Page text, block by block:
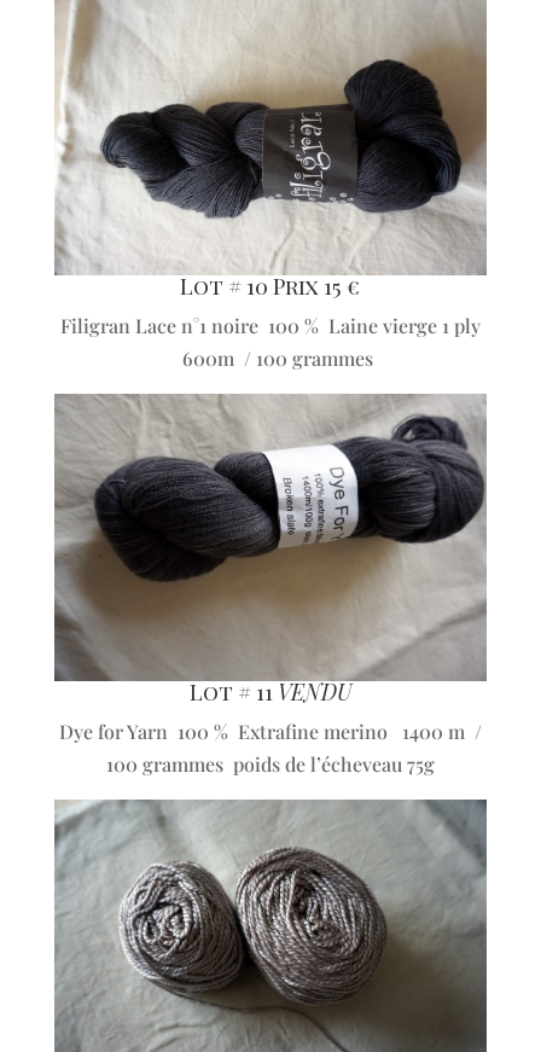
Lot # 10 Prix 15 €
Filigran Lace n°1 noire 100 % Laine vierge 1 ply
600m / 100 grammes
Lot # 11 VENDU
Dye for Yarn 100 % Extrafine merino 1400 m /
100 grammes poids de l’écheveau 75g